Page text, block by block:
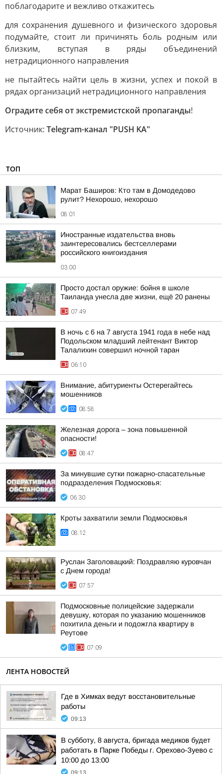
поблагодарите и вежливо откажитесь
для сохранения душевного и физического здоровья
подумайте, стоит ли причинять боль родным или
близким, вступая в ряды объединений
нетрадиционного направления
не пытайтесь найти цель в жизни, успех и покой в
рядах организаций нетрадиционного направления
Оградите себя от экстремистской пропаганды!
Источник: Telegram-канал "PUSH KA"
ТОП
Марат Баширов: Кто там в Домодедово
рулит? Нехорошо, нехорошо
08:01
Иностранные издательства вновь
заинтересовались бестселлерами
российского книгоиздания
03:00
Просто достал оружие: бойня в школе
Таиланда унесла две жизни, ещё 20 ранены
07:49
В ночь с 6 на 7 августа 1941 года в небе над
Подольском младший лейтенант Виктор
Талалихин совершил ночной таран
06:10
Внимание, абитуриенты Остерегайтесь
мошенников
08:58
Железная дорога – зона повышенной
опасности!
08:47
За минувшие сутки пожарно-спасательные
подразделения Подмосковья:
06:30
Кроты захватили земли Подмосковья
08:12
Руслан Заголовацкий: Поздравляю куровчан
с Днем города!
07:57
Подмосковные полицейские задержали
девушку, которая по указанию мошенников
похитила деньги и подожгла квартиру в
Реутове
07:09
ЛЕНТА НОВОСТЕЙ
Где в Химках ведут восстановительные
работы
09:13
В субботу, 8 августа, бригада медиков будет
работать в Парке Победы г. Орехово-Зуево с
10:00 до 13:00
09:13